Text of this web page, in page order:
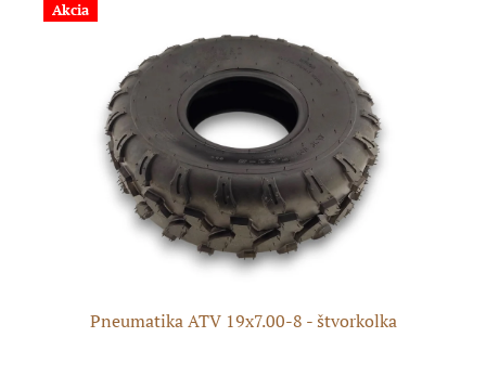
Akcia
Pneumatika ATV 19x7.00-8 - štvorkolka